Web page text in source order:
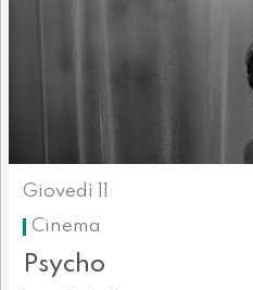
Giovedì 11
Cinema
Psycho